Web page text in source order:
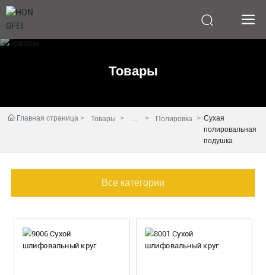
Товары
Главная страница Товары
Ка
ри
йс
тв
Полировка
Сухая
полировальная
подушка
Все категории